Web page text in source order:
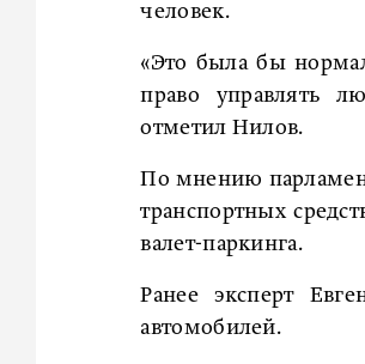
человек.
«Это была бы
право управлять
отметил Нилов.
По мнению
транспортных
валет-паркинга.
Ранее эксперт
автомобилей.